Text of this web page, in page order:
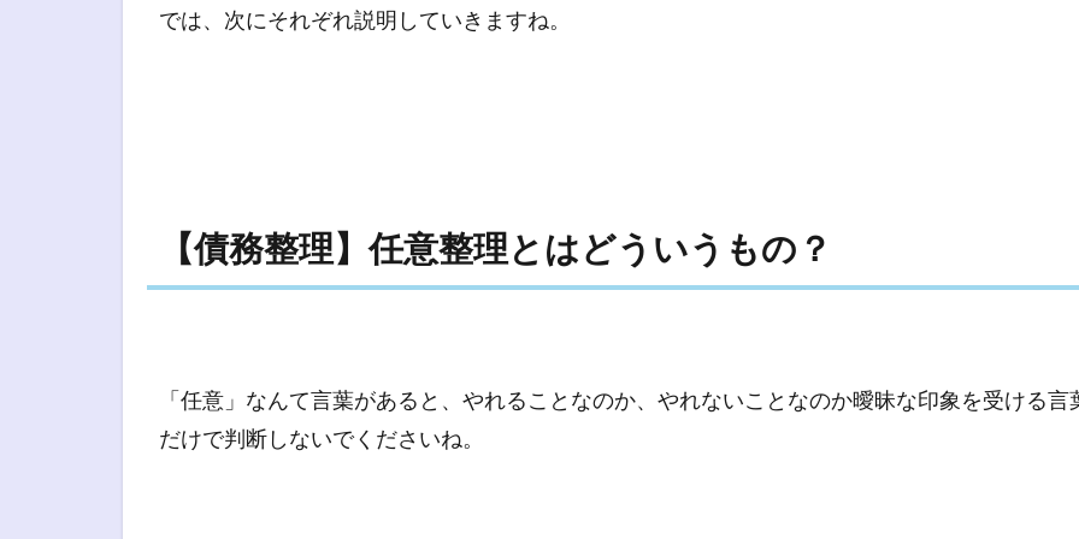
では、次にそれぞれ説明していきますね。
【債務整理】任意整理とはどういうもの？
「任意」なんて言葉があると、やれることなのか、やれないことなのか曖昧な印象を受ける
だけで判断しないでくださいね。